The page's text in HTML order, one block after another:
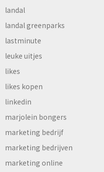
landal
landal greenparks
lastminute
leuke uitjes
likes
likes kopen
linkedin
marjolein bongers
marketing bedrijf
marketing bedrijven
marketing online